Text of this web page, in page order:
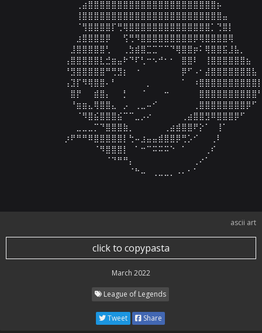
ascii art
click to copypasta
March 2022
League of Legends
Tweet Share